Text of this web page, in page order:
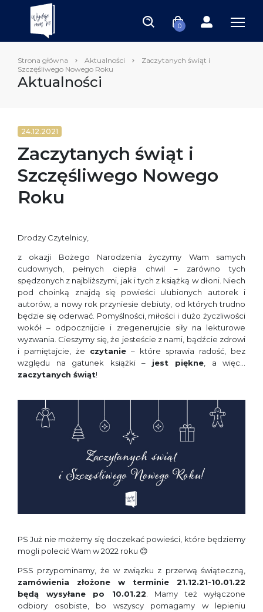
0
Strona główna Aktualności
Zaczytanych świąt i
Szczęśliwego Nowego Roku
Aktualności
24.12.2021
Zaczytanych świąt i
Szczęśliwego Nowego
Roku
Drodzy Czytelnicy,
z okazji Bożego Narodzenia życzymy Wam samych
cudownych, pełnych ciepła chwil – zarówno tych
spędzonych z najbliższymi, jak i tych z książką w dłoni. Niech
pod choinką znajdą się powieści ulubionych autorek i
autorów, a nowy rok przyniesie debiuty, od których trudno
będzie się oderwać. Pomyślności, miłości i dużo życzliwości
wokół – odpocznijcie i zregenerujcie siły na lekturowe
wyzwania. Cieszymy się, że jesteście z nami, bądźcie zdrowi
i pamiętajcie, że czytanie – które sprawia radość, bez
względu na gatunek książki – jest piękne , a więc…
zaczytanych świąt!
PS Już nie możemy się doczekać powieści, które będziemy
mogli polecić Wam w 2022 roku 😊
PSS przypominamy, że w związku z przerwą świąteczną,
zamówienia złożone w terminie 21.12.21-10.01.22
będą wysyłane po 10.01.22 . Mamy też wyłączone
odbiory osobiste, bo wszyscy pomagamy w lepieniu